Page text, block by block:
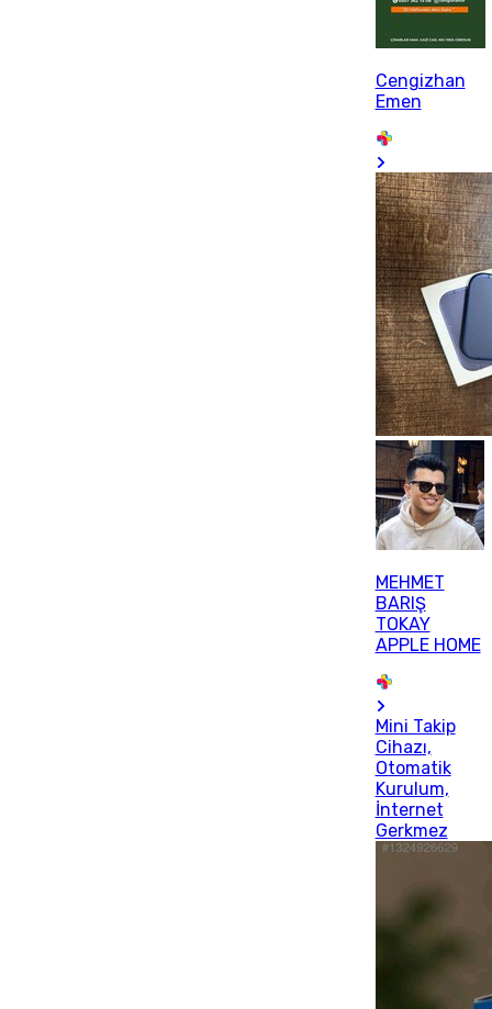
Cengizhan
Emen
MEHMET
BARIŞ
TOKAY
APPLE HOME
Mini Takip
Cihazı,
Otomatik
Kurulum,
İnternet
Gerkmez